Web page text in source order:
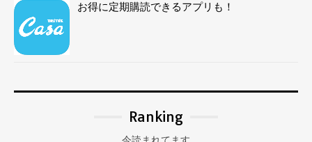
お得に定期購読できるアプリも！
Ranking